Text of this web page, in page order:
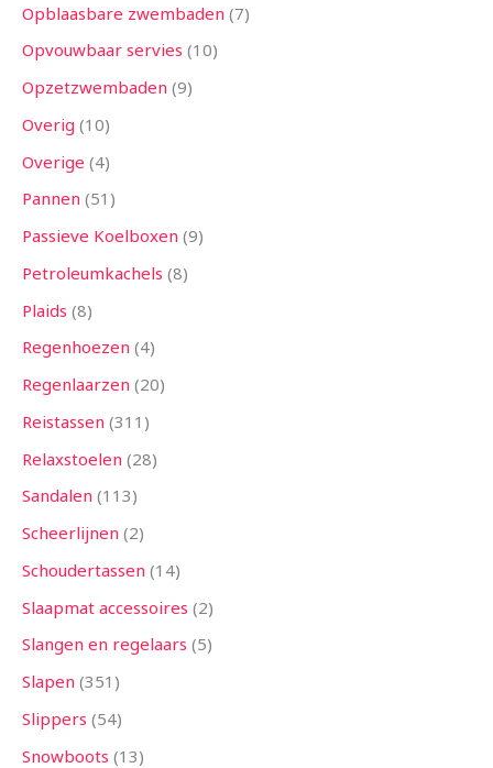
Opblaasbare zwembaden 7
Opvouwbaar servies 10
Opzetzwembaden 9
Overig 10
Overige 4
Pannen 51
Passieve Koelboxen 9
Petroleumkachels 8
Plaids 8
Regenhoezen 4
Regenlaarzen 20
Reistassen 311
Relaxstoelen 28
Sandalen 113
Scheerlijnen 2
Schoudertassen 14
Slaapmat accessoires 2
Slangen en regelaars 5
Slapen 351
Slippers 54
Snowboots 13